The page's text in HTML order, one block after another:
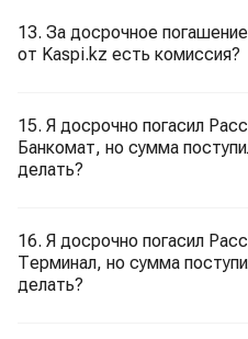
13. За досрочное
от Kaspi.kz есть комиссия?
15. Я досрочно погасил
Банкомат, но сумма
делать?
16. Я досрочно погасил
Терминал, но сумма
делать?